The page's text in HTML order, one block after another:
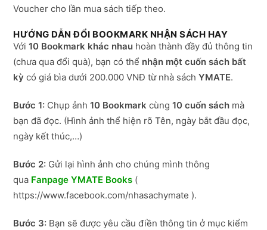
Voucher cho lần mua sách tiếp theo.
HƯỚNG DẪN ĐỔI BOOKMARK NHẬN SÁCH HAY
Với10 Bookmark khác nhau hoàn thành đầy đủ thông tin
(chưa qua đổi quà), bạn có thể nhận một cuốn sách bất
kỳ có giá bìa dưới 200.000 VNĐ từ nhà sáchYMATE.
Bước 1: Chụp ảnh10 Bookmark cùng10 cuốn sách mà
bạn đã đọc. (Hình ảnh thể hiện rõ Tên, ngày bắt đầu đọc,
ngày kết thúc,…)
Bước 2: Gửi lại hình ảnh cho chúng mình thông
qua Fanpage YMATE Books (
https://www.facebook.com/nhasachymate ).
Bước 3: Bạn sẽ được yêu cầu điền thông tin ở mục kiểm